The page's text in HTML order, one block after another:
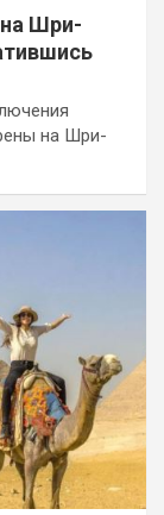
на Шри-
на Шри-